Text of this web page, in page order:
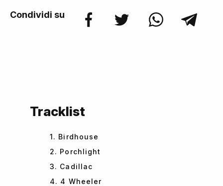
Condividi su
Tracklist
1. Birdhouse
2. Porchlight
3. Cadillac
4. 4 Wheeler